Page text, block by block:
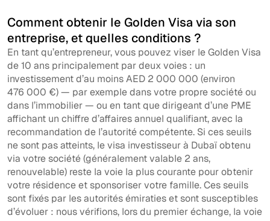
Comment obtenir le Golden Visa via son
entreprise, et quelles conditions ?
En tant qu’entrepreneur, vous pouvez viser le Golden Visa
de 10 ans principalement par deux voies : un
investissement d’au moins AED 2 000 000 (environ
476 000 €) — par exemple dans votre propre société ou
dans l’immobilier — ou en tant que dirigeant d’une PME
affichant un chiffre d’affaires annuel qualifiant, avec la
recommandation de l’autorité compétente. Si ces seuils
ne sont pas atteints, le visa investisseur à Dubaï obtenu
via votre société (généralement valable 2 ans,
renouvelable) reste la voie la plus courante pour obtenir
votre résidence et sponsoriser votre famille. Ces seuils
sont fixés par les autorités émiraties et sont susceptibles
d’évoluer : nous vérifions, lors du premier échange, la voie